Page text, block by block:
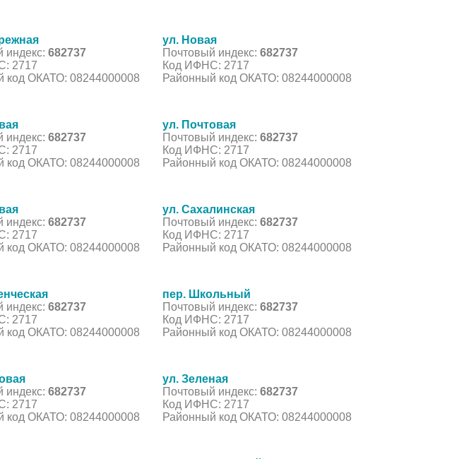
индекс: 682737
2717
код ОКАТО: 08244000008
ул. Новая
Почтовый индекс: 682737
Код ИФНС: 2717
Районный код ОКАТО: 08244000008
индекс: 682737
2717
код ОКАТО: 08244000008
ул. Почтовая
Почтовый индекс: 682737
Код ИФНС: 2717
Районный код ОКАТО: 08244000008
индекс: 682737
2717
код ОКАТО: 08244000008
ул. Сахалинская
Почтовый индекс: 682737
Код ИФНС: 2717
Районный код ОКАТО: 08244000008
индекс: 682737
2717
код ОКАТО: 08244000008
пер. Школьный
Почтовый индекс: 682737
Код ИФНС: 2717
Районный код ОКАТО: 08244000008
индекс: 682737
2717
код ОКАТО: 08244000008
ул. Зеленая
Почтовый индекс: 682737
Код ИФНС: 2717
Районный код ОКАТО: 08244000008